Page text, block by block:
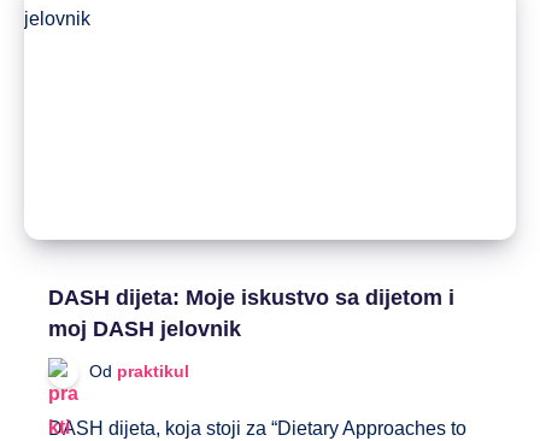
DASH dijeta: Moje iskustvo sa dijetom i
moj DASH jelovnik
Od praktikul
DASH dijeta, koja stoji za “Dietary Approaches to